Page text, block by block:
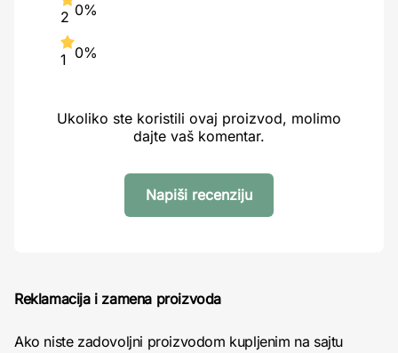
2 0%
1 0%
Ukoliko ste koristili ovaj proizvod, molimo
dajte vaš komentar.
Napiši recenziju
Reklamacija i zamena proizvoda
Ako niste zadovoljni proizvodom kupljenim na sajtu